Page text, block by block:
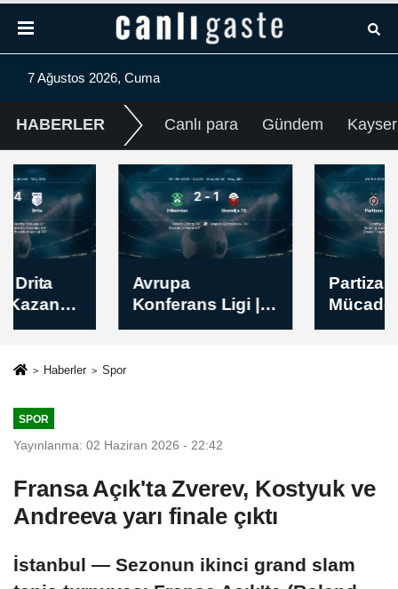
7 Ağustos 2026, Cuma
HABERLER Canlı para Gündem
Avrupa
Konferans Ligi |
Hibernian -
Sonucu: 2-1
Partizan - Tobol
Mücadelesi Sona
Erdi - Skor: 3-0
Haberler Spor
SPOR
Yayınlanma: 02 Haziran 2026 - 22:42
Fransa Açık'ta Zverev, Kostyuk ve
Andreeva yarı finale çıktı
İstanbul — Sezonun ikinci grand slam